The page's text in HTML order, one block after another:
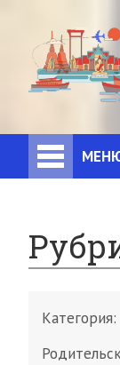
Категория: